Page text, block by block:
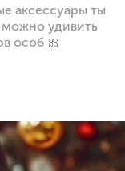
аксессуары ты
удивить
особ 🎀